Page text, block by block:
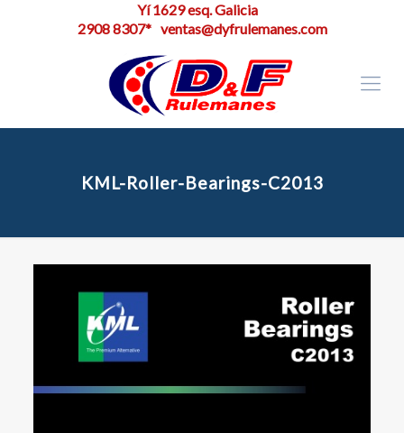
Yí 1629 esq. Galicia
2908 8307* ventas@dyfrulemanes.com
KML-Roller-Bearings-C2013